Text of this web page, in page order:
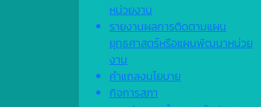
หน่วยงาน
รายงานผลการติดตามแผน
ยุทธศาสตร์หรือแผนพัฒนาหน่วย
งาน
คำแถลงนโยบาย
กิจการสภา